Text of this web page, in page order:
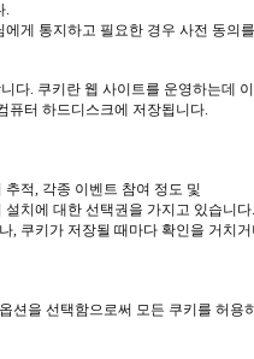
.
게 통지하고 필요한 경우 사전 동의
다. 쿠키란 웹 사이트를 운영하는데
퓨터 하드디스크에 저장됩니다.
적, 각종 이벤트 참여 정도 및
치에 대한 선택권을 가지고 있습니다.
, 쿠키가 저장될 때마다 확인을 거치거
션을 선택함으로써 모든 쿠키를 허용